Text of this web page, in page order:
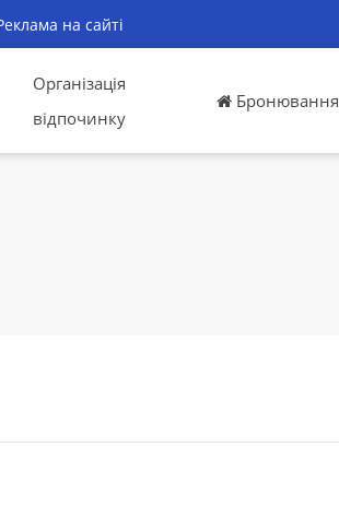
на сайті
Організація
відпочинку
Бронювання